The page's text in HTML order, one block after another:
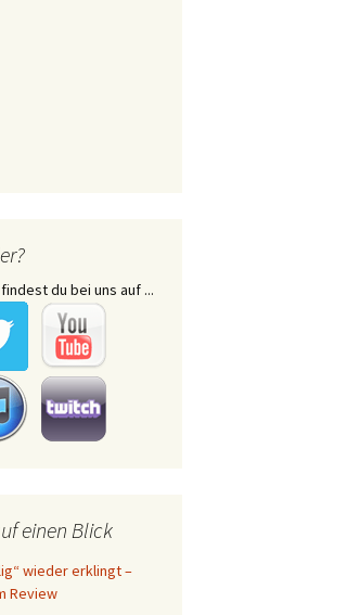
du bei uns auf ...
einen Blick
wieder erklingt –
Review